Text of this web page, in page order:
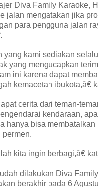
Diva Family Karaoke,
jalan mengatakan jika
para pengguna jalan
kami sediakan
yang mengucapkan
ini karena dapat
kemacetan ibukota,â€
cerita dari teman-
kendaraan,
hanya bisa
permen.
kita ingin berbagi,â€
dilakukan Diva
berakhir pada 6